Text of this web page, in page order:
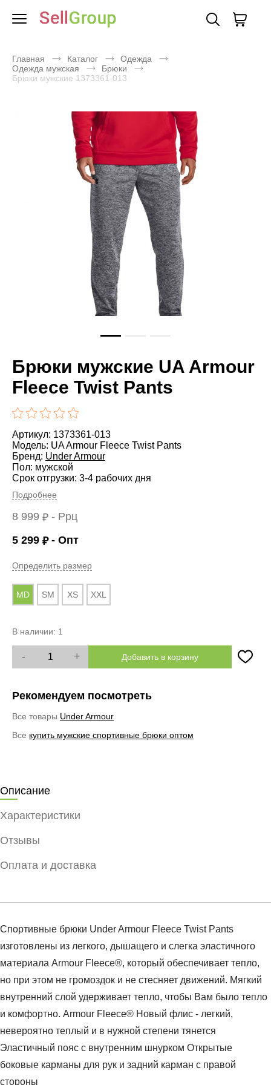
Главная Каталог
Одежда
Одежда мужская
Брюки
Брюки мужские 1373361-013
Брюки мужские UA Armour
Fleece Twist Pants
Артикул: 1373361-013
Модель: UA Armour Fleece Twist Pants
Бренд: Under Armour
Пол: мужской
Срок отгрузки: 3-4 рабочих дня
Подробнее
8 999 ₽ - Ррц
5 299 ₽- Опт
Определить размер
MD SM XS XXL
В наличии: 1
- + Добавить в корзину
Рекомендуем посмотреть
Все товары Under Armour
Все купить мужские спортивные брюки оптом
Описание
Характеристики
Отзывы
Оплата и доставка
Спортивные брюки Under Armour Fleece Twist Pants
изготовлены из легкого, дышащего и слегка эластичного
материала Armour Fleece®, который обеспечивает тепло,
но при этом не громоздок и не стесняет движений. Мягкий
внутренний слой удерживает тепло, чтобы Вам было тепло
и комфортно. Armour Fleece® Новый флис - легкий,
невероятно теплый и в нужной степени тянется
Эластичный пояс с внутренним шнурком Открытые
боковые карманы для рук и задний карман с правой
стороны